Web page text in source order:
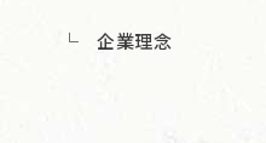
企業理念